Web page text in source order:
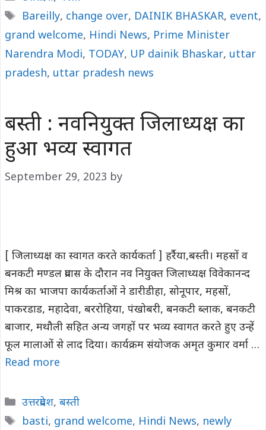
Tags
Bareilly, change over, DAINIK BHASKAR, event,
grand welcome, Hindi News, Prime Minister
Narendra Modi, TODAY, UP dainik Bhaskar, uttar
pradesh, uttar pradesh news
बस्ती : नवनियुक्त जिलाध्यक्ष का
हुआ भव्य स्वागत
September 29, 2023 by
[ जिलाध्यक्ष का स्वागत करते कार्यकर्ता ] हर्रैया,बस्ती। महसों व
बनकटी मण्डल प्रवास के दौरान नव नियुक्त जिलाध्यक्ष विवेकानन्द
मिश्र का भाजपा कार्यकर्ताओं ने डारीडीहा, सोनूपार, महसों,
पाकरडाड, महादेवा, बररोहिया, पंखोबरी, बनकटी ब्लाक, बनकटी
बाजार, मथौली सहित अन्य जगहों पर भव्य स्वागत करते हुए उन्हें
फूल मालाओं से लाद दिया। कार्यक्रम संयोजक अमृत कुमार वर्मा …
Read more
Categories
उत्तरप्रदेश, बस्ती
Tags
basti, grand welcome, Hindi News, newly